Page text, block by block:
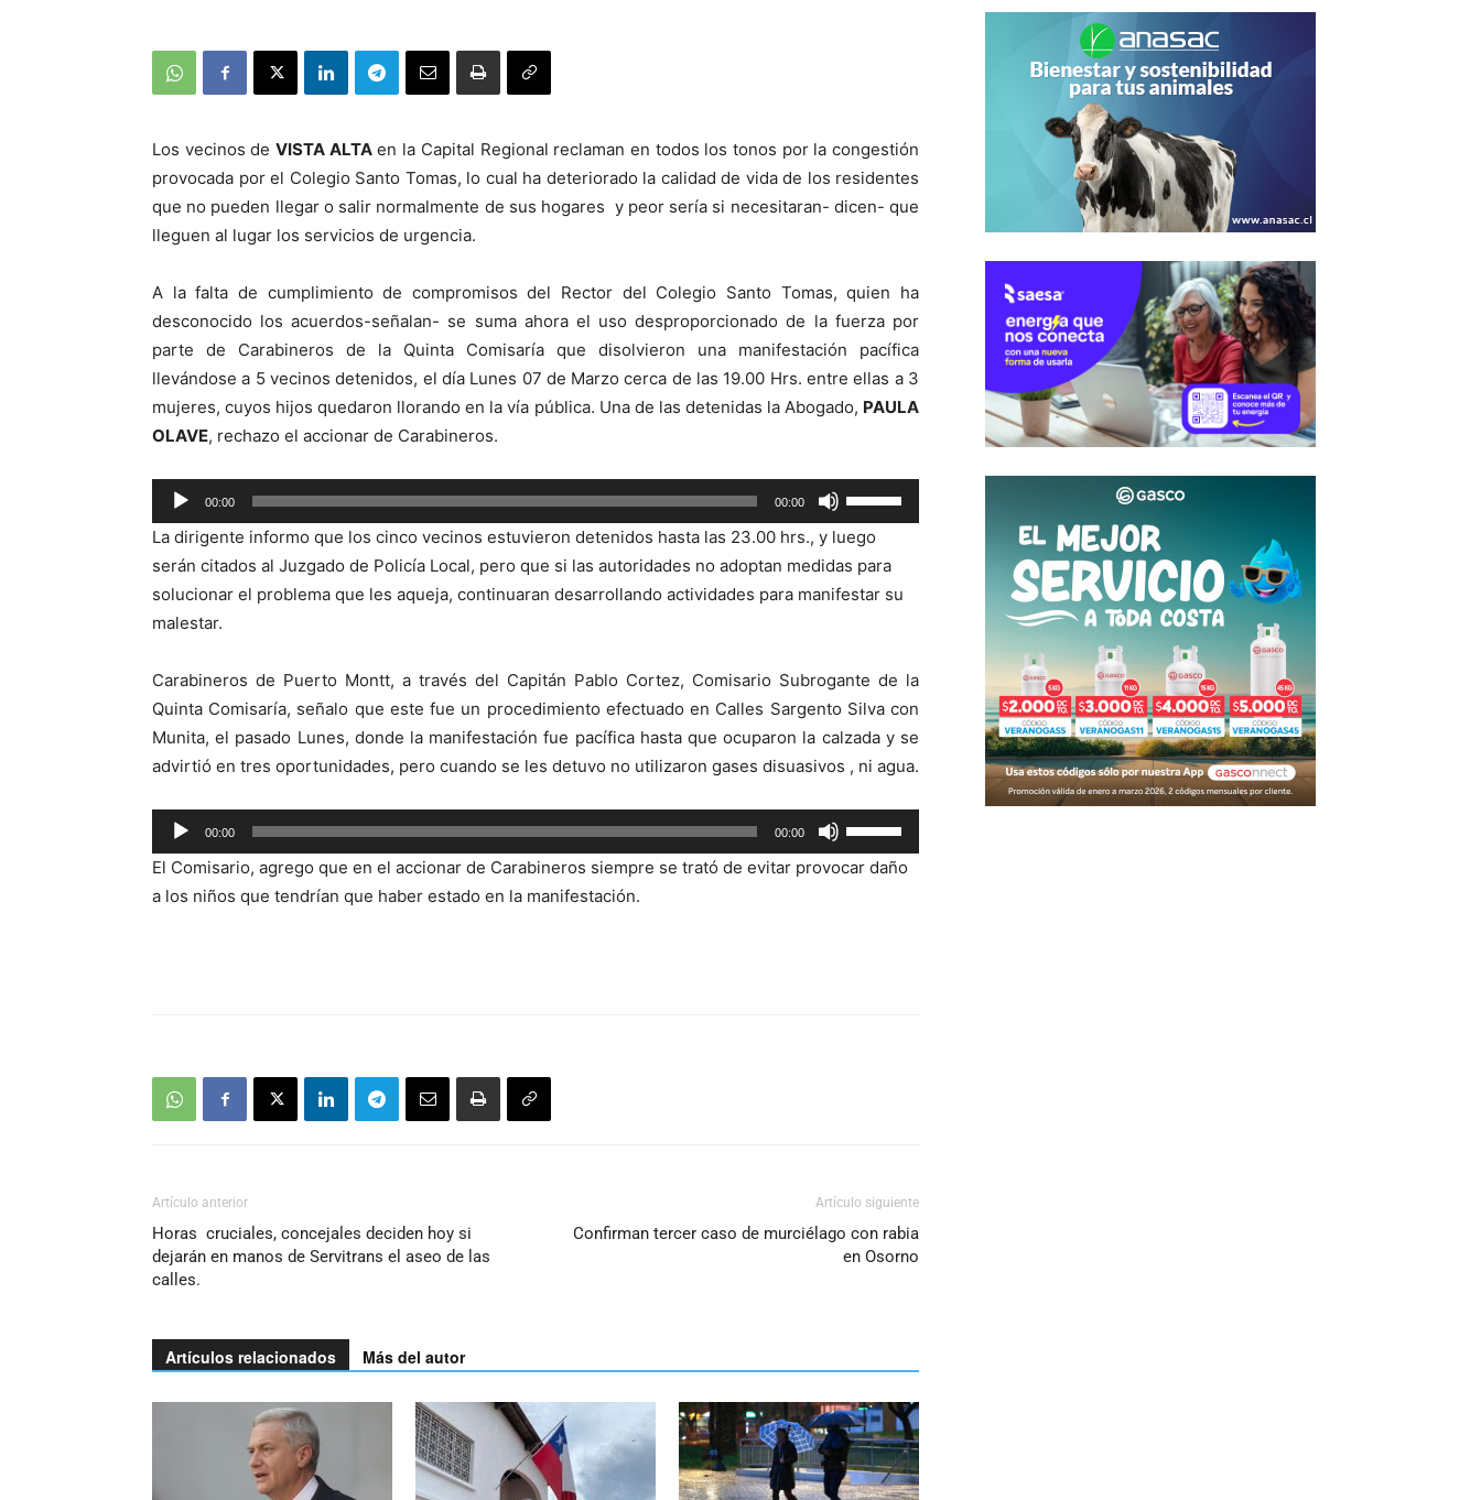
Los vecinos deVISTA ALTAen la Capital Regional reclaman en todos los tonos por la congestión
provocada por el Colegio Santo Tomas, lo cual ha deteriorado la calidad de vida de los residentes
que no pueden llegar o salir normalmente de sus hogares y peor sería si necesitaran- dicen- que
lleguen al lugar los servicios de urgencia.
A la falta de cumplimiento de compromisos del Rector del Colegio Santo Tomas, quien ha
desconocido los acuerdos-señalan- se suma ahora el uso desproporcionado de la fuerza por
parte de Carabineros de la Quinta Comisaría que disolvieron una manifestación pacífica
llevándose a 5 vecinos detenidos, el día Lunes 07 de Marzo cerca de las 19.00 Hrs. entre ellas a 3
mujeres, cuyos hijos quedaron llorando en la vía pública. Una de las detenidas la Abogado, PAULA
OLAVE, rechazo el accionar de Carabineros.
Reproductor
de
audio
00:00 00:00
las
teclas
de
flecha
aumentar
o
disminuir
el
volumen.
La dirigente informo que los cinco vecinos estuvieron detenidos hasta las 23.00 hrs., y luego
serán citados al Juzgado de Policía Local, pero que si las autoridades no adoptan medidas para
solucionar el problema que les aqueja, continuaran desarrollando actividades para manifestar su
malestar.
Carabineros de Puerto Montt, a través del Capitán Pablo Cortez, Comisario Subrogante de la
Quinta Comisaría, señalo que este fue un procedimiento efectuado en Calles Sargento Silva con
Munita, el pasado Lunes, donde la manifestación fue pacífica hasta que ocuparon la calzada y se
advirtió en tres oportunidades, pero cuando se les detuvo no utilizaron gases disuasivos , ni agua.
Reproductor
de
audio
00:00 00:00
las
teclas
El Comisario, agrego que en el accionar de Carabineros siempre se trató de evitar provocar daño
a los niños que tendrían que haber estado en la manifestación.
Artículo anterior
Horas cruciales, concejales deciden hoy si
dejarán en manos de Servitrans el aseo de las
calles.
Artículo siguiente
Confirman tercer caso de murciélago con rabia
en Osorno
Artículos relacionados Más del autor